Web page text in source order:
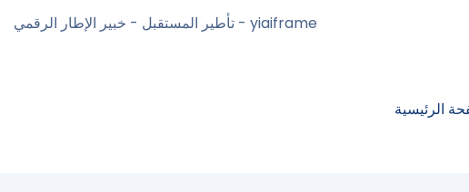
تأطير المستقبل - خبير الإطار الرقمي - yiaiframe
الرئيسية